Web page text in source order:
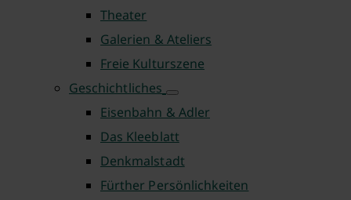
Theater
Galerien & Ateliers
Freie Kulturszene
Geschichtliches
Eisenbahn & Adler
Das Kleeblatt
Denkmalstadt
Fürther Persönlichkeiten